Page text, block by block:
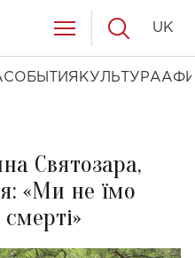
СОБЫТИЯ КУЛЬТУРА
UK
Святозара,
«Ми не їмо